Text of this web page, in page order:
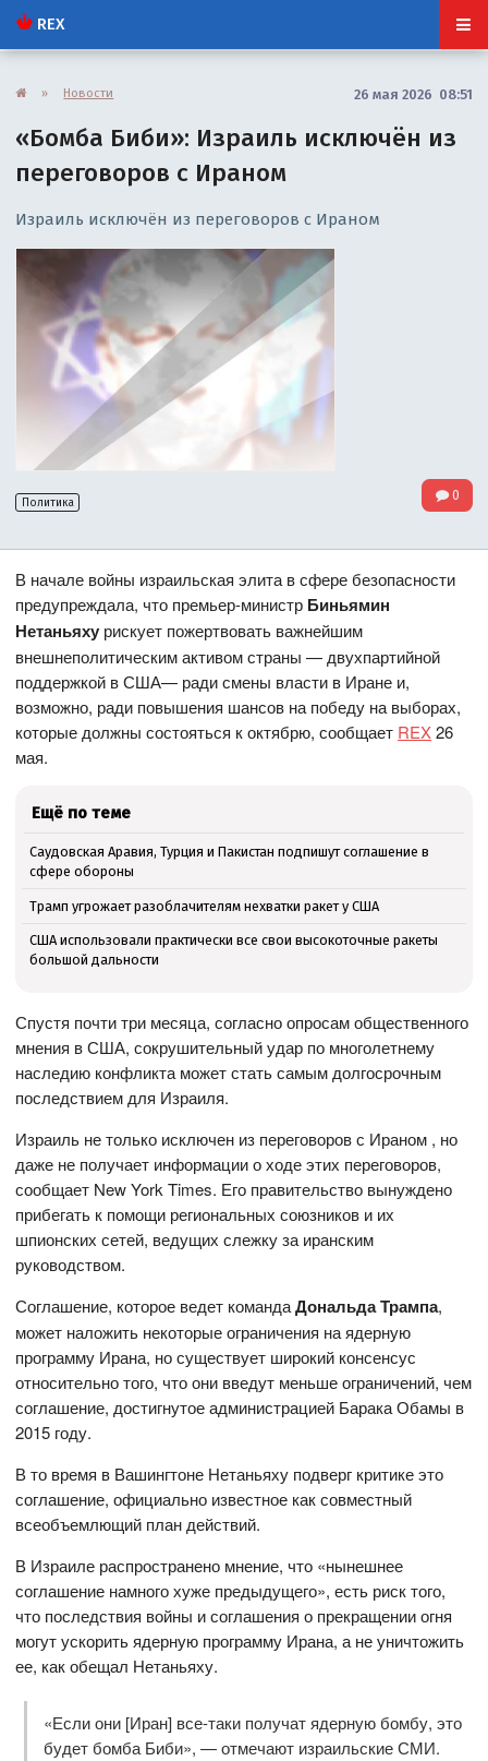
REX
» Новости 26 мая 2026 08:51
«Бомба Биби»: Израиль исключён из
переговоров с Ираном
Израиль исключён из переговоров с Ираном
Политика 0
В начале войны израильская элита в сфере безопасности
предупреждала, что премьер-министр Биньямин
Нетаньяху рискует пожертвовать важнейшим
внешнеполитическим активом страны — двухпартийной
поддержкой в ​​США— ради смены власти в Иране и,
возможно, ради повышения шансов на победу на выборах,
которые должны состояться к октябрю, сообщает REX26
мая.
Ещё по теме
Саудовская Аравия, Турция и Пакистан подпишут соглашение в
сфере обороны
Трамп угрожает разоблачителям нехватки ракет у США
США использовали практически все свои высокоточные ракеты
большой дальности
Спустя почти три месяца, согласно опросам общественного
мнения в США, сокрушительный удар по многолетнему
наследию конфликта может стать самым долгосрочным
последствием для Израиля.
Израиль не только исключен из переговоров с Ираном , но
даже не получает информации о ходе этих переговоров,
сообщает New York Times. Его правительство вынуждено
прибегать к помощи региональных союзников и их
шпионских сетей, ведущих слежку за иранским
руководством.
Соглашение, которое ведет командаДональда Трампа,
может наложить некоторые ограничения на ядерную
программу Ирана, но существует широкий консенсус
относительно того, что они введут меньше ограничений, чем
соглашение, достигнутое администрацией Барака Обамы в
2015 году.
В то время в Вашингтоне Нетаньяху подверг критике это
соглашение, официально известное как совместный
всеобъемлющий план действий.
В Израиле распространено мнение, что «нынешнее
соглашение намного хуже предыдущего», есть риск того,
что последствия войны и соглашения о прекращении огня
могут ускорить ядерную программу Ирана, а не уничтожить
ее, как обещал Нетаньяху.
«Если они [Иран] все-таки получат ядерную бомбу, это
будет бомба Биби», — отмечают израильские СМИ.